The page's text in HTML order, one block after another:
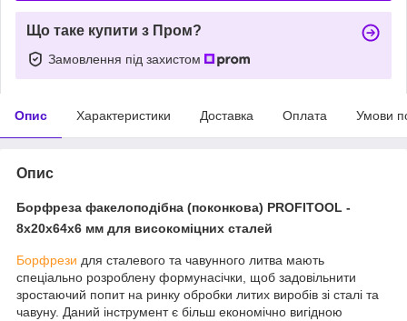
Що таке купити з Пром?
Замовлення під захистом
Опис Характеристики Доставка Оплата Умови
Опис
Борфреза факелоподібна (поконкова) PROFITOOL -
8х20х64x6 мм для високоміцних сталей
Борфрези для сталевого та чавунного литва мають
спеціально розроблену формунасічки, щоб задовільнити
зростаючий попит на ринку обробки литих виробів зі сталі та
чавуну. Даний інструмент є більш економічно вигідною